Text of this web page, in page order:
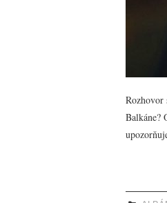
Rozhovor
Balkáne?